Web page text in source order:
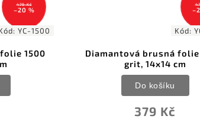
brusná folie 8000